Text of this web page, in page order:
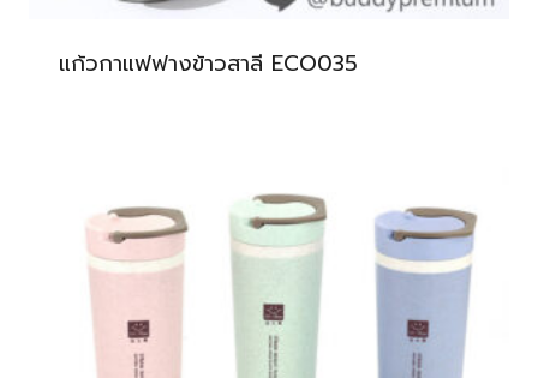
แก้วกาแฟฟางข้าวสาลี ECO035